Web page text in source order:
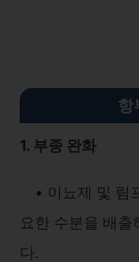
항
1. 부종 완화
• 이뇨제 및 림
요한 수분을 배출
다.